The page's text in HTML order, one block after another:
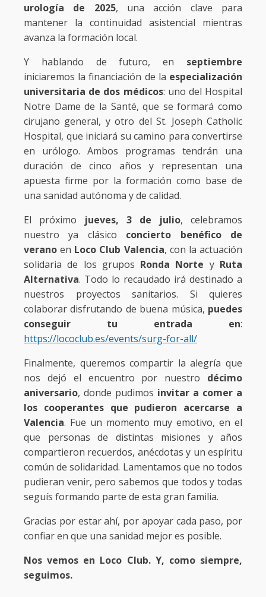
urología de 2025, una acción clave para
mantener la continuidad asistencial mientras
avanza la formación local.
Y hablando de futuro, en septiembre
iniciaremos la financiación de la especialización
universitaria de dos médicos: uno del Hospital
Notre Dame de la Santé, que se formará como
cirujano general, y otro del St. Joseph Catholic
Hospital, que iniciará su camino para convertirse
en urólogo. Ambos programas tendrán una
duración de cinco años y representan una
apuesta firme por la formación como base de
una sanidad autónoma y de calidad.
El próximo jueves, 3 de julio, celebramos
nuestro ya clásico concierto benéfico de
verano en Loco Club Valencia, con la actuación
solidaria de los grupos Ronda Norte y Ruta
Alternativa. Todo lo recaudado irá destinado a
nuestros proyectos sanitarios. Si quieres
colaborar disfrutando de buena música, puedes
conseguir tu entrada en:
https://lococlub.es/events/surg-for-all/
Finalmente, queremos compartir la alegría que
nos dejó el encuentro por nuestro décimo
aniversario, donde pudimos invitar a comer a
los cooperantes que pudieron acercarse a
Valencia. Fue un momento muy emotivo, en el
que personas de distintas misiones y años
compartieron recuerdos, anécdotas y un espíritu
común de solidaridad. Lamentamos que no todos
pudieran venir, pero sabemos que todos y todas
seguís formando parte de esta gran familia.
Gracias por estar ahí, por apoyar cada paso, por
confiar en que una sanidad mejor es posible.
Nos vemos en Loco Club. Y, como siempre,
seguimos.